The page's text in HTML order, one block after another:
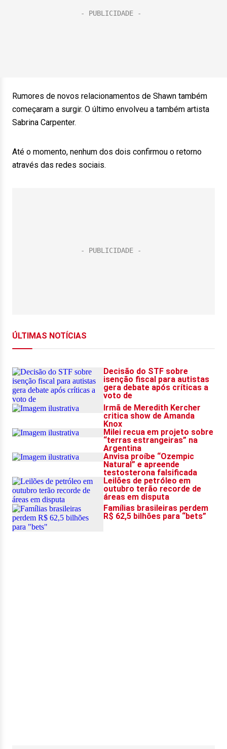
Rumores de novos relacionamentos de Shawn também
começaram a surgir. O último envolveu a também artista
Sabrina Carpenter.
Até o momento, nenhum dos dois confirmou o retorno
através das redes sociais.